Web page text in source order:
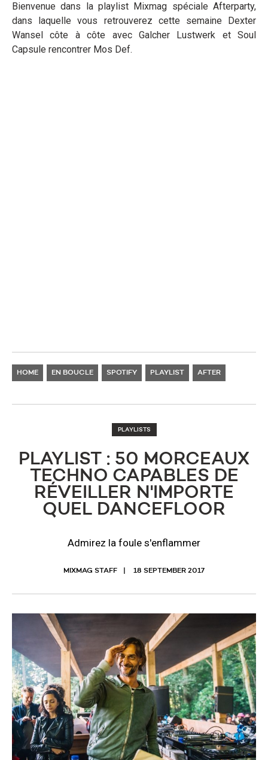
Bienvenue dans la playlist Mixmag spéciale Afterparty,
dans laquelle vous retrouverez cette semaine Dexter
Wansel côte à côte avec Galcher Lustwerk et Soul
Capsule rencontrer Mos Def.
HOME EN BOUCLE SPOTIFY PLAYLIST AFTER
PLAYLISTS
PLAYLIST : 50 MORCEAUX
TECHNO CAPABLES DE
RÉVEILLER N'IMPORTE
QUEL DANCEFLOOR
Admirez la foule s'enflammer
MIXMAG STAFF 18 SEPTEMBER 2017